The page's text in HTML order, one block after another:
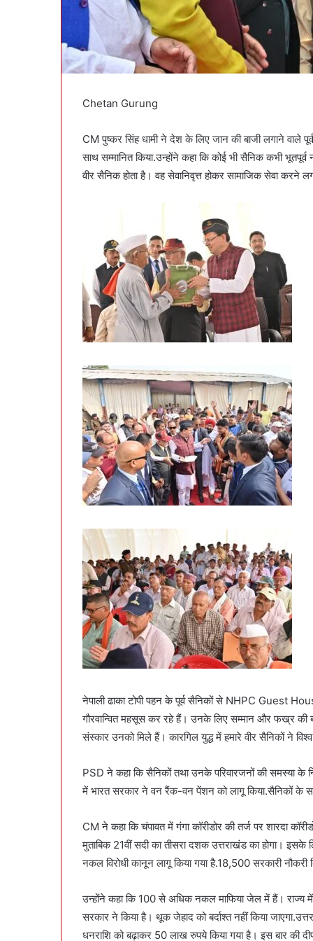
Chetan Gurung
CM पुष्कर सिंह धामी ने देश के लिए जान की बाजी लगाने वाले
साथ सम्मानित किया.उन्होंने कहा कि कोई भी सैनिक कभी भूतपूर्व
वीर सैनिक होता है। वह सेवानिवृत्त होकर सामाजिक सेवा करने
नेपाली ढाका टोपी पहन के पूर्व सैनिकों से NHPC Guest
गौरवान्वित महसूस कर रहे हैं। उनके लिए सम्मान और फख्र की
संस्कार उनको मिले हैं। कारगिल युद्ध में हमारे वीर सैनिकों ने
PSD ने कहा कि सैनिकों तथा उनके परिवारजनों की समस्या के
में भारत सरकार ने वन रैंक-वन पेंशन को लागू किया.सैनिकों के
CM ने कहा कि चंपावत में गंगा कॉरीडोर की तर्ज पर शारदा
मुताबिक 21वीं सदी का तीसरा दशक उत्तराखंड का होगा। इसके
नकल विरोधी कानून लागू किया गया है.18,500 सरकारी नौकरी
उन्होंने कहा कि 100 से अधिक नकल माफिया जेल में हैं। राज्य में
सरकार ने किया है। थूक जेहाद को बर्दाश्त नहीं किया
धनराशि को बढ़ाकर 50 लाख रुपये किया गया है। इस बार की